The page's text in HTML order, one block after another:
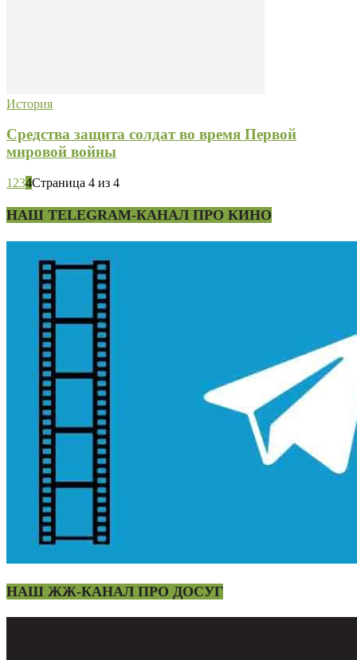
История
Средства защита солдат во время Первой
мировой войны
1 234Страница 4 из 4
НАШ TELEGRAM-КАНАЛ ПРО КИНО
НАШ ЖЖ-КАНАЛ ПРО ДОСУГ